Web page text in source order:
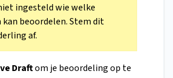
ingesteld wie welke
beoordelen. Stem dit
af.
Draftom je beoordeling op te